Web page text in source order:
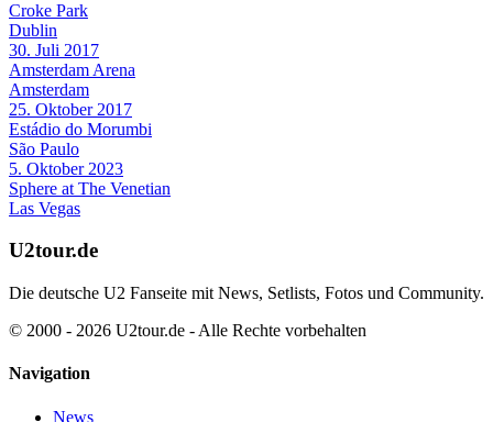
Croke Park
Dublin
30. Juli 2017
Amsterdam Arena
Amsterdam
25. Oktober 2017
Estádio do Morumbi
São Paulo
5. Oktober 2023
Sphere at The Venetian
Las Vegas
U2tour.de
Die deutsche U2 Fanseite mit News, Setlists, Fotos und Community.
© 2000 - 2026 U2tour.de - Alle Rechte vorbehalten
Navigation
News